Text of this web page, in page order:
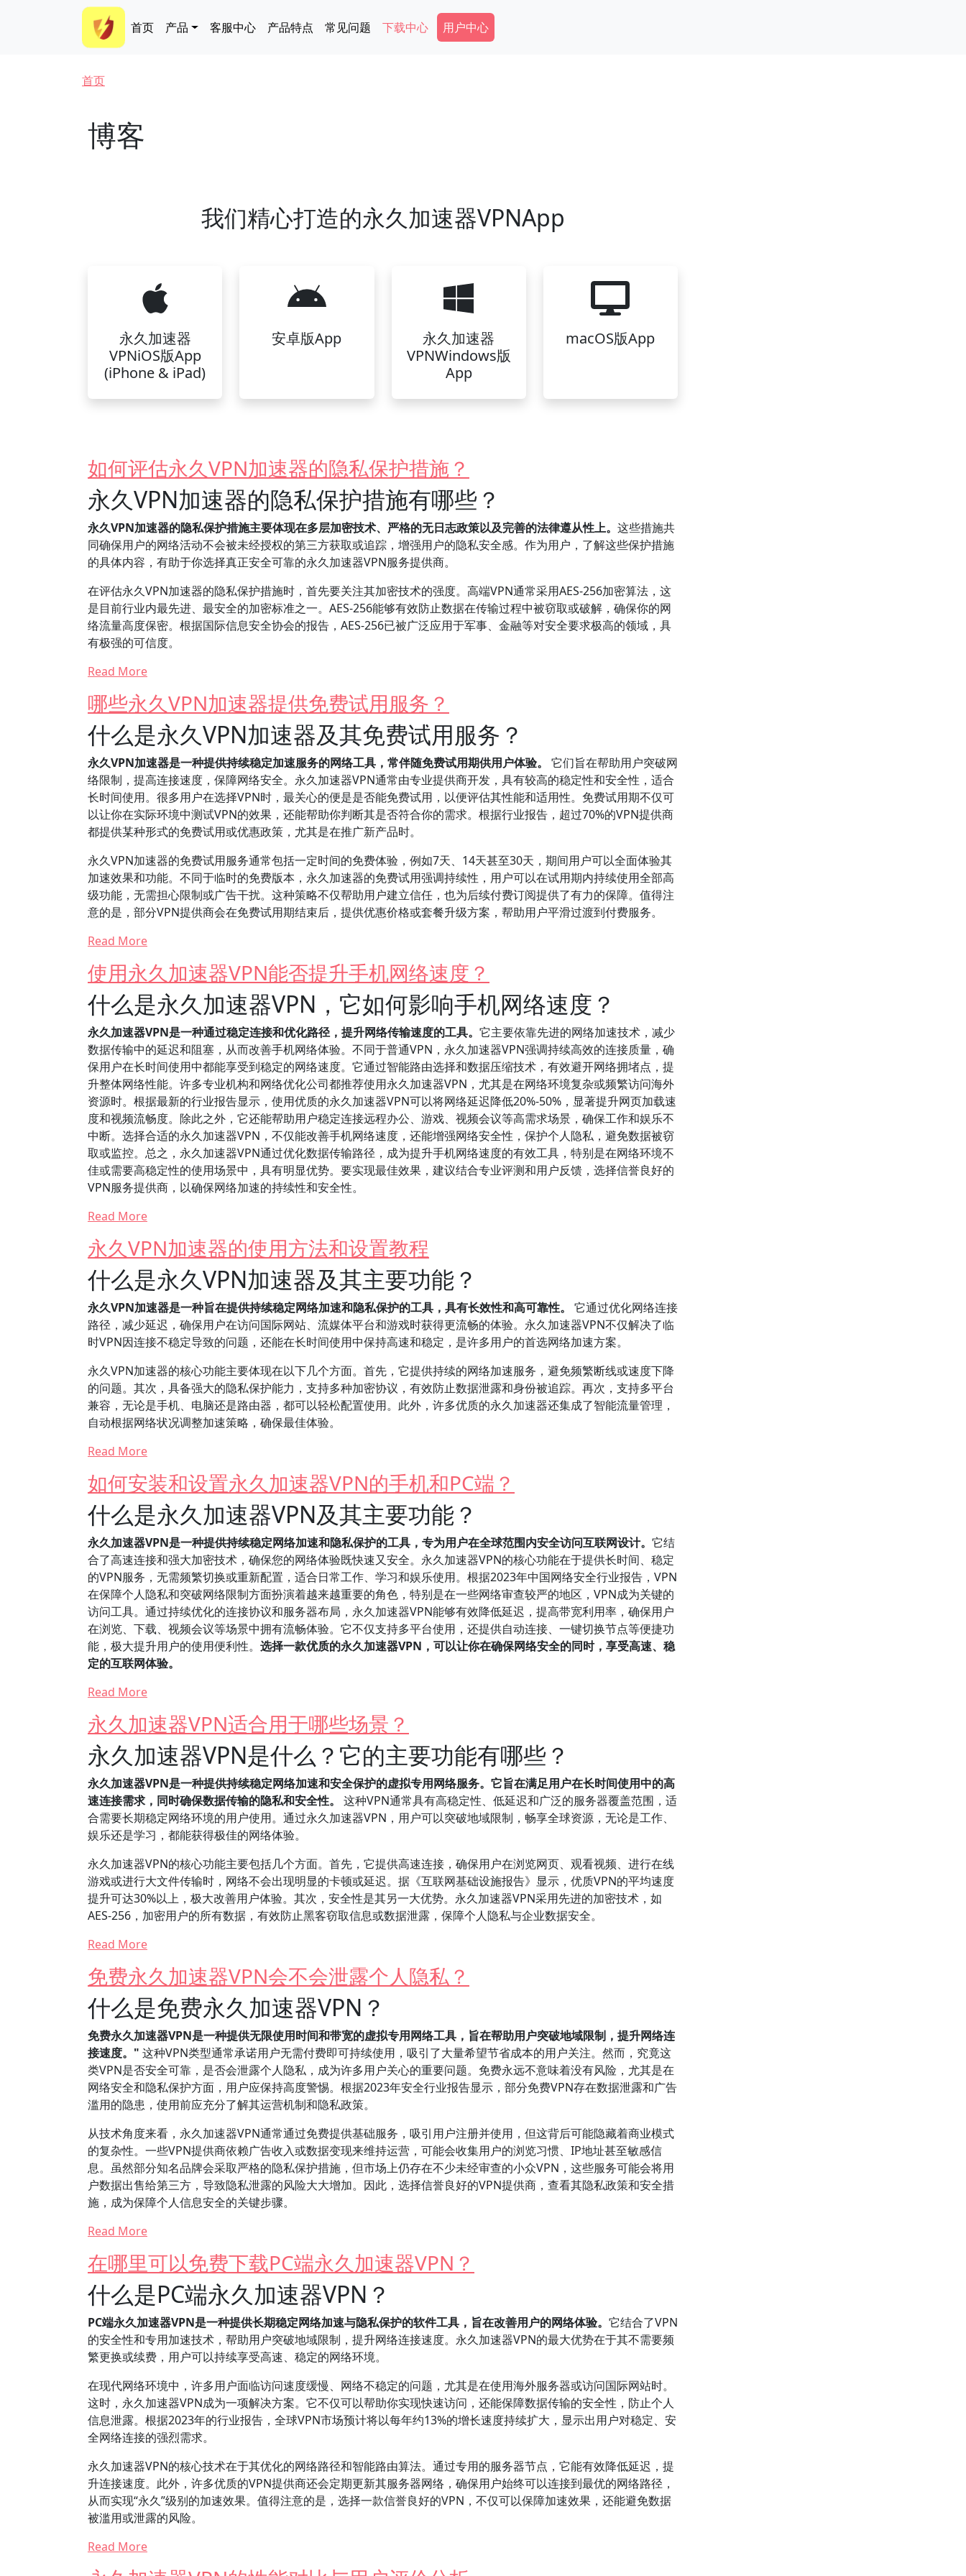
Main navigation
首页 产品 客服中心 产品特点 常见问题 下载中心 Secondary Menu
用户中心
面包屑
首页
博客
我们精心打造的永久加速器VPNApp
永久加速器
VPNiOS版App
(iPhone & iPad)
安卓版App
永久加速器
VPNWindows版
App
macOS版App
如何评估永久VPN加速器的隐私保护措施？
永久VPN加速器的隐私保护措施有哪些？
永久VPN加速器的隐私保护措施主要体现在多层加密技术、严格的无日志政策以及完善的法律遵从性上。 这些措施共
同确保用户的网络活动不会被未经授权的第三方获取或追踪，增强用户的隐私安全感。作为用户，了解这些保护措施
的具体内容，有助于你选择真正安全可靠的永久加速器VPN服务提供商。
在评估永久VPN加速器的隐私保护措施时，首先要关注其加密技术的强度。高端VPN通常采用AES-256加密算法，这
是目前行业内最先进、最安全的加密标准之一。AES-256能够有效防止数据在传输过程中被窃取或破解，确保你的网
络流量高度保密。根据国际信息安全协会的报告，AES-256已被广泛应用于军事、金融等对安全要求极高的领域，具
有极强的可信度。
Read More
哪些永久VPN加速器提供免费试用服务？
什么是永久VPN加速器及其免费试用服务？
永久VPN加速器是一种提供持续稳定加速服务的网络工具，常伴随免费试用期供用户体验。
它们旨在帮助用户突破网
络限制，提高连接速度，保障网络安全。永久加速器VPN通常由专业提供商开发，具有较高的稳定性和安全性，适合
长时间使用。很多用户在选择VPN时，最关心的便是是否能免费试用，以便评估其性能和适用性。免费试用期不仅可
以让你在实际环境中测试VPN的效果，还能帮助你判断其是否符合你的需求。根据行业报告，超过70%的VPN提供商
都提供某种形式的免费试用或优惠政策，尤其是在推广新产品时。
永久VPN加速器的免费试用服务通常包括一定时间的免费体验，例如7天、14天甚至30天，期间用户可以全面体验其
加速效果和功能。不同于临时的免费版本，永久加速器的免费试用强调持续性，用户可以在试用期内持续使用全部高
级功能，无需担心限制或广告干扰。这种策略不仅帮助用户建立信任，也为后续付费订阅提供了有力的保障。值得注
意的是，部分VPN提供商会在免费试用期结束后，提供优惠价格或套餐升级方案，帮助用户平滑过渡到付费服务。
Read More
使用永久加速器VPN能否提升手机网络速度？
什么是永久加速器VPN，它如何影响手机网络速度？
永久加速器VPN是一种通过稳定连接和优化路径，提升网络传输速度的工具。 它主要依靠先进的网络加速技术，减少
数据传输中的延迟和阻塞，从而改善手机网络体验。不同于普通VPN，永久加速器VPN强调持续高效的连接质量，确
保用户在长时间使用中都能享受到稳定的网络速度。它通过智能路由选择和数据压缩技术，有效避开网络拥堵点，提
升整体网络性能。许多专业机构和网络优化公司都推荐使用永久加速器VPN，尤其是在网络环境复杂或频繁访问海外
资源时。根据最新的行业报告显示，使用优质的永久加速器VPN可以将网络延迟降低20%-50%，显著提升网页加载速
度和视频流畅度。除此之外，它还能帮助用户稳定连接远程办公、游戏、视频会议等高需求场景，确保工作和娱乐不
中断。选择合适的永久加速器VPN，不仅能改善手机网络速度，还能增强网络安全性，保护个人隐私，避免数据被窃
取或监控。总之，永久加速器VPN通过优化数据传输路径，成为提升手机网络速度的有效工具，特别是在网络环境不
佳或需要高稳定性的使用场景中，具有明显优势。要实现最佳效果，建议结合专业评测和用户反馈，选择信誉良好的
VPN服务提供商，以确保网络加速的持续性和安全性。
Read More
永久VPN加速器的使用方法和设置教程
什么是永久VPN加速器及其主要功能？
永久VPN加速器是一种旨在提供持续稳定网络加速和隐私保护的工具，具有长效性和高可靠性。
它通过优化网络连接
路径，减少延迟，确保用户在访问国际网站、流媒体平台和游戏时获得更流畅的体验。永久加速器VPN不仅解决了临
时VPN因连接不稳定导致的问题，还能在长时间使用中保持高速和稳定，是许多用户的首选网络加速方案。
永久VPN加速器的核心功能主要体现在以下几个方面。首先，它提供持续的网络加速服务，避免频繁断线或速度下降
的问题。其次，具备强大的隐私保护能力，支持多种加密协议，有效防止数据泄露和身份被追踪。再次，支持多平台
兼容，无论是手机、电脑还是路由器，都可以轻松配置使用。此外，许多优质的永久加速器还集成了智能流量管理，
自动根据网络状况调整加速策略，确保最佳体验。
Read More
如何安装和设置永久加速器VPN的手机和PC端？
什么是永久加速器VPN及其主要功能？
永久加速器VPN是一种提供持续稳定网络加速和隐私保护的工具，专为用户在全球范围内安全访问互联网设计。 它结
合了高速连接和强大加密技术，确保您的网络体验既快速又安全。永久加速器VPN的核心功能在于提供长时间、稳定
的VPN服务，无需频繁切换或重新配置，适合日常工作、学习和娱乐使用。根据2023年中国网络安全行业报告，VPN
在保障个人隐私和突破网络限制方面扮演着越来越重要的角色，特别是在一些网络审查较严的地区，VPN成为关键的
访问工具。通过持续优化的连接协议和服务器布局，永久加速器VPN能够有效降低延迟，提高带宽利用率，确保用户
在浏览、下载、视频会议等场景中拥有流畅体验。它不仅支持多平台使用，还提供自动连接、一键切换节点等便捷功
能，极大提升用户的使用便利性。 选择一款优质的永久加速器VPN，可以让你在确保网络安全的同时，享受高速、稳
定的互联网体验。
Read More
永久加速器VPN适合用于哪些场景？
永久加速器VPN是什么？它的主要功能有哪些？
永久加速器VPN是一种提供持续稳定网络加速和安全保护的虚拟专用网络服务。它旨在满足用户在长时间使用中的高
速连接需求，同时确保数据传输的隐私和安全性。
这种VPN通常具有高稳定性、低延迟和广泛的服务器覆盖范围，适
合需要长期稳定网络环境的用户使用。通过永久加速器VPN，用户可以突破地域限制，畅享全球资源，无论是工作、
娱乐还是学习，都能获得极佳的网络体验。
永久加速器VPN的核心功能主要包括几个方面。首先，它提供高速连接，确保用户在浏览网页、观看视频、进行在线
游戏或进行大文件传输时，网络不会出现明显的卡顿或延迟。据《互联网基础设施报告》显示，优质VPN的平均速度
提升可达30%以上，极大改善用户体验。其次，安全性是其另一大优势。永久加速器VPN采用先进的加密技术，如
AES-256，加密用户的所有数据，有效防止黑客窃取信息或数据泄露，保障个人隐私与企业数据安全。
Read More
免费永久加速器VPN会不会泄露个人隐私？
什么是免费永久加速器VPN？
免费永久加速器VPN是一种提供无限使用时间和带宽的虚拟专用网络工具，旨在帮助用户突破地域限制，提升网络连
接速度。" 这种VPN类型通常承诺用户无需付费即可持续使用，吸引了大量希望节省成本的用户关注。然而，究竟这
类VPN是否安全可靠，是否会泄露个人隐私，成为许多用户关心的重要问题。免费永远不意味着没有风险，尤其是在
网络安全和隐私保护方面，用户应保持高度警惕。根据2023年安全行业报告显示，部分免费VPN存在数据泄露和广告
滥用的隐患，使用前应充分了解其运营机制和隐私政策。
从技术角度来看，永久加速器VPN通常通过免费提供基础服务，吸引用户注册并使用，但这背后可能隐藏着商业模式
的复杂性。一些VPN提供商依赖广告收入或数据变现来维持运营，可能会收集用户的浏览习惯、IP地址甚至敏感信
息。虽然部分知名品牌会采取严格的隐私保护措施，但市场上仍存在不少未经审查的小众VPN，这些服务可能会将用
户数据出售给第三方，导致隐私泄露的风险大大增加。因此，选择信誉良好的VPN提供商，查看其隐私政策和安全措
施，成为保障个人信息安全的关键步骤。
Read More
在哪里可以免费下载PC端永久加速器VPN？
什么是PC端永久加速器VPN？
PC端永久加速器VPN是一种提供长期稳定网络加速与隐私保护的软件工具，旨在改善用户的网络体验。 它结合了VPN
的安全性和专用加速技术，帮助用户突破地域限制，提升网络连接速度。永久加速器VPN的最大优势在于其不需要频
繁更换或续费，用户可以持续享受高速、稳定的网络环境。
在现代网络环境中，许多用户面临访问速度缓慢、网络不稳定的问题，尤其是在使用海外服务器或访问国际网站时。
这时，永久加速器VPN成为一项解决方案。它不仅可以帮助你实现快速访问，还能保障数据传输的安全性，防止个人
信息泄露。根据2023年的行业报告，全球VPN市场预计将以每年约13%的增长速度持续扩大，显示出用户对稳定、安
全网络连接的强烈需求。
永久加速器VPN的核心技术在于其优化的网络路径和智能路由算法。通过专用的服务器节点，它能有效降低延迟，提
升连接速度。此外，许多优质的VPN提供商还会定期更新其服务器网络，确保用户始终可以连接到最优的网络路径，
从而实现“永久”级别的加速效果。值得注意的是，选择一款信誉良好的VPN，不仅可以保障加速效果，还能避免数据
被滥用或泄露的风险。
Read More